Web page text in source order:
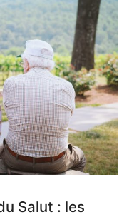
Salut : les